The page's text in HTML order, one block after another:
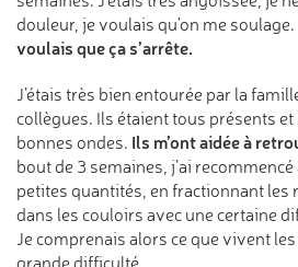
douleur, je voulais qu’on me soulage.
voulais que ça s’arrête.
J’étais très bien entourée par la
collègues. Ils étaient tous présents et
bonnes ondes. Ils m’ont aidée à
bout de 3 semaines, j’ai
petites quantités, en fractionnant les
dans les couloirs avec une certaine
Je comprenais alors ce que vivent
grande difficulté.